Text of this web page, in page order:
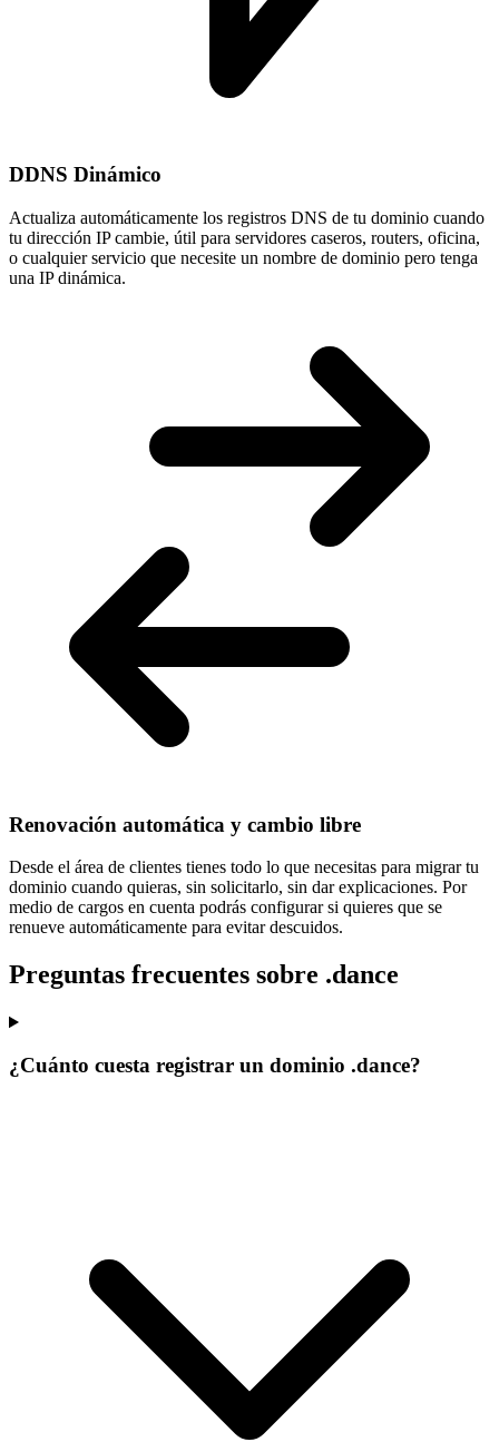
DDNS Dinámico
Actualiza automáticamente los registros DNS de tu dominio cuando
tu dirección IP cambie, útil para servidores caseros, routers, oficina,
o cualquier servicio que necesite un nombre de dominio pero tenga
una IP dinámica.
Renovación automática y cambio libre
Desde el área de clientes tienes todo lo que necesitas para migrar tu
dominio cuando quieras, sin solicitarlo, sin dar explicaciones. Por
medio de cargos en cuenta podrás configurar si quieres que se
renueve automáticamente para evitar descuidos.
Preguntas frecuentes sobre .dance
¿Cuánto cuesta registrar un dominio .dance?